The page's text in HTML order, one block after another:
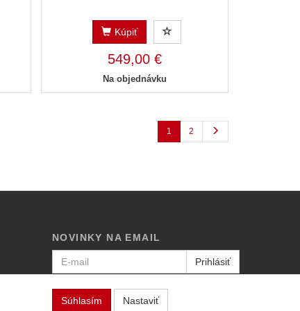
Kúpiť
549,00 €
Na objednávku
1 2
NOVINKY NA EMAIL
Prihlásiť
Súhlasím Nastaviť